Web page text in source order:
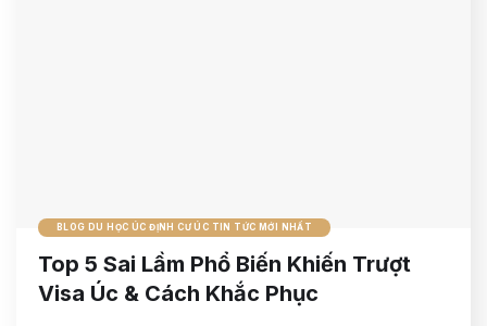
BLOG DU HỌC ÚC ĐỊNH CƯ ÚC TIN TỨC MỚI NHẤT
Top 5 Sai Lầm Phổ Biến Khiến Trượt
Visa Úc & Cách Khắc Phục